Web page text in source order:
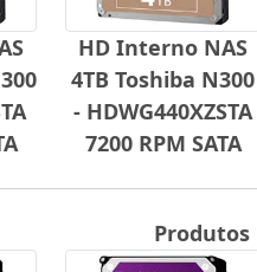
HD Interno NAS
4TB Toshiba N300
- HDWG440XZSTA
7200 RPM SATA
Produtos